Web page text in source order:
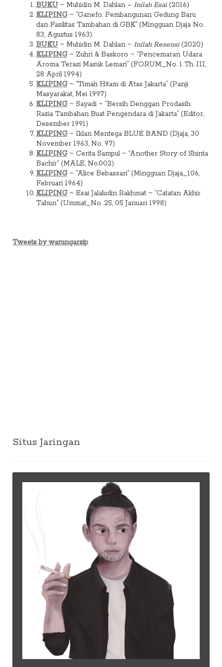
BUKU~ Muhidin M. Dahlan – Inilah Esai(2016)
KLIPING~ “Ganefo: Pembangunan Gedung Baru
dan Fasilitas Tambahan di GBK” (Mingguan Djaja No.
83, Agustus 1963)
BUKU~ Muhidin M. Dahlan ~ Inilah Resensi(2020)
KLIPING~ Zuhri & Baskoro ~ “Pencemaran Udara
Aroma Terasi Masuk Lemari” (FORUM_No. 1 Th. III,
28 April 1994)
KLIPING~ “Timah Hitam di Atas Jakarta” (Panji
Masyarakat, Mei 1997)
KLIPING~ Sayadi ~ “Bersih Denggan Prodasih:
Razia Tambahan Buat Pengendara di Jakarta” (Editor,
Desember 1991)
KLIPING~ Iklan Mentega BLUE BAND (Djaja, 30
November 1963, No. 97)
KLIPING~ Cerita Sampul ~ “Another Story of Shinta
Bachir” (MALE, No.002)
KLIPING~ “Alice Bebassari” (Mingguan Djaja_106,
Februari 1964)
KLIPING~ Esai Jalaludin Rakhmat ~ “Catatan Akhir
Tahun” (Ummat_No. 25, 05 Januari 1998)
Tweets by warungarsip
Situs Jaringan